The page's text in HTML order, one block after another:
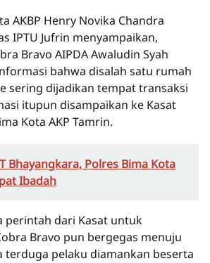
AKBP Henry Novika Chandra
IPTU Jufrin menyampaikan,
Bravo AIPDA Awaludin Syah
bahwa disalah satu rumah
sering dijadikan tempat transaksi
itupun disampaikan ke Kasat
Kota AKP Tamrin.
Bhayangkara, Polres Bima Kota
Ibadah
perintah dari Kasat untuk
Bravo pun bergegas menuju
terduga pelaku diamankan beserta